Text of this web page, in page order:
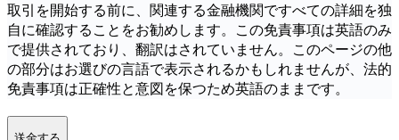
取引を開始する前に、関連する金融機関ですべての詳細を独
自に確認することをお勧めします。この免責事項は英語のみ
で提供されており、翻訳はされていません。このページの他
の部分はお選びの言語で表示されるかもしれませんが、法的
免責事項は正確性と意図を保つため英語のままです。